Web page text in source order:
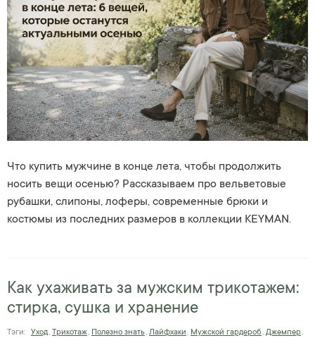
Что купить мужчине в конце лета, чтобы продолжить
носить вещи осенью? Рассказываем про вельветовые
рубашки, слипоны, лоферы, современные брюки и
костюмы из последних размеров в коллекции KEYMAN.
Как ухаживать за мужским трикотажем:
стирка, сушка и хранение
Тэги: Уход, Трикотаж, Полезно знать, Лайфхаки, Мужской гардероб, Джемпер,